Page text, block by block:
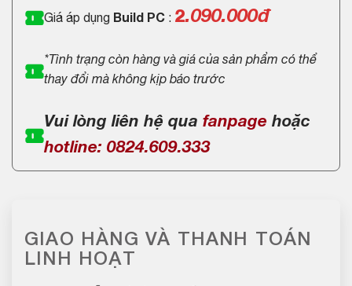
Giá áp dụng Build PC : 2.090.000đ
*Tình trạng còn hàng và giá của sản phẩm có thể
thay đổi mà không kịp báo trước
Vui lòng liên hệ qua fanpage hoặc
hotline: 0824.609.333
GIAO HÀNG VÀ THANH TOÁN
LINH HOẠT